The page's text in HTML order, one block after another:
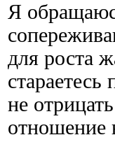
Я
для роста
не
отношение